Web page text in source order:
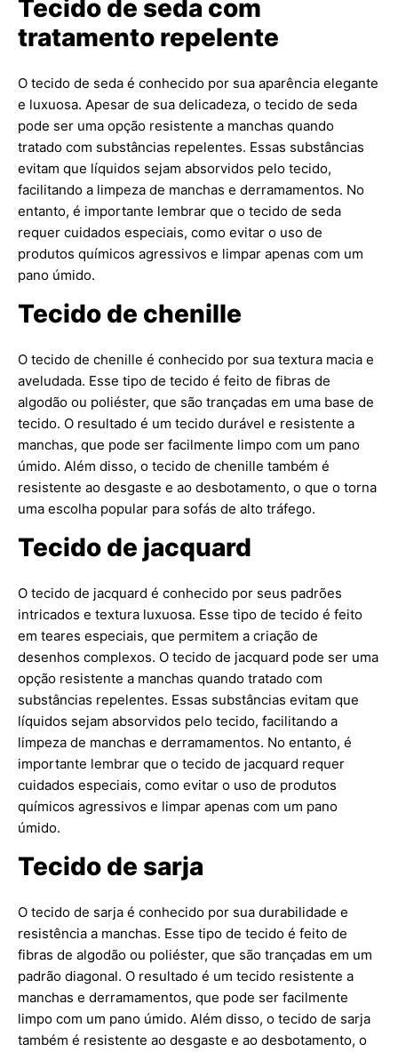
Tecido de seda com
tratamento repelente
O tecido de seda é conhecido por sua aparência elegante
e luxuosa. Apesar de sua delicadeza, o tecido de seda
pode ser uma opção resistente a manchas quando
tratado com substâncias repelentes. Essas substâncias
evitam que líquidos sejam absorvidos pelo tecido,
facilitando a limpeza de manchas e derramamentos. No
entanto, é importante lembrar que o tecido de seda
requer cuidados especiais, como evitar o uso de
produtos químicos agressivos e limpar apenas com um
pano úmido.
Tecido de chenille
O tecido de chenille é conhecido por sua textura macia e
aveludada. Esse tipo de tecido é feito de fibras de
algodão ou poliéster, que são trançadas em uma base de
tecido. O resultado é um tecido durável e resistente a
manchas, que pode ser facilmente limpo com um pano
úmido. Além disso, o tecido de chenille também é
resistente ao desgaste e ao desbotamento, o que o torna
uma escolha popular para sofás de alto tráfego.
Tecido de jacquard
O tecido de jacquard é conhecido por seus padrões
intricados e textura luxuosa. Esse tipo de tecido é feito
em teares especiais, que permitem a criação de
desenhos complexos. O tecido de jacquard pode ser uma
opção resistente a manchas quando tratado com
substâncias repelentes. Essas substâncias evitam que
líquidos sejam absorvidos pelo tecido, facilitando a
limpeza de manchas e derramamentos. No entanto, é
importante lembrar que o tecido de jacquard requer
cuidados especiais, como evitar o uso de produtos
químicos agressivos e limpar apenas com um pano
úmido.
Tecido de sarja
O tecido de sarja é conhecido por sua durabilidade e
resistência a manchas. Esse tipo de tecido é feito de
fibras de algodão ou poliéster, que são trançadas em um
padrão diagonal. O resultado é um tecido resistente a
manchas e derramamentos, que pode ser facilmente
limpo com um pano úmido. Além disso, o tecido de sarja
também é resistente ao desgaste e ao desbotamento, o